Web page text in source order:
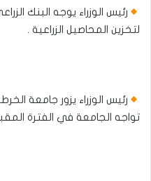
رئيس الوزراء يوجه البنك
لتخزين المحاصيل الزراعية .
رئيس الوزراء يزور جامعة
تواجه الجامعة في الفترة